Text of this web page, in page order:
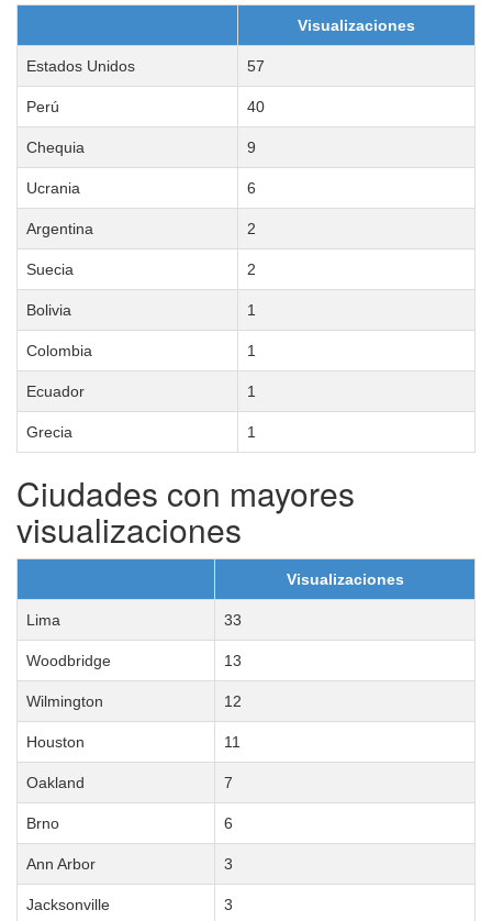
Visualizaciones
Estados Unidos 57
Perú 40
Chequia 9
Ucrania 6
Argentina 2
Suecia 2
Bolivia 1
Colombia 1
Ecuador 1
Grecia 1
Ciudades con mayores
visualizaciones
Visualizaciones
Lima 33
Woodbridge 13
Wilmington 12
Houston 11
Oakland 7
Brno 6
Ann Arbor 3
Jacksonville 3